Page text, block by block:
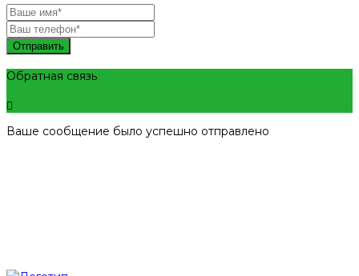
Отправить
Обратная связь
Ваше сообщение было успешно отправлено